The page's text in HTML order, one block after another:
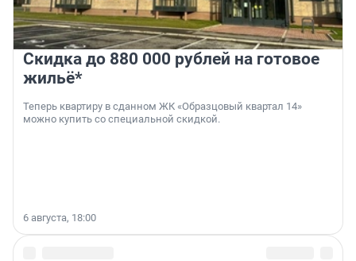
Скидка до 880 000 рублей на готовое
жильё*
Теперь квартиру в сданном ЖК «Образцовый квартал 14»
можно купить со специальной скидкой.
6 августа, 18:00